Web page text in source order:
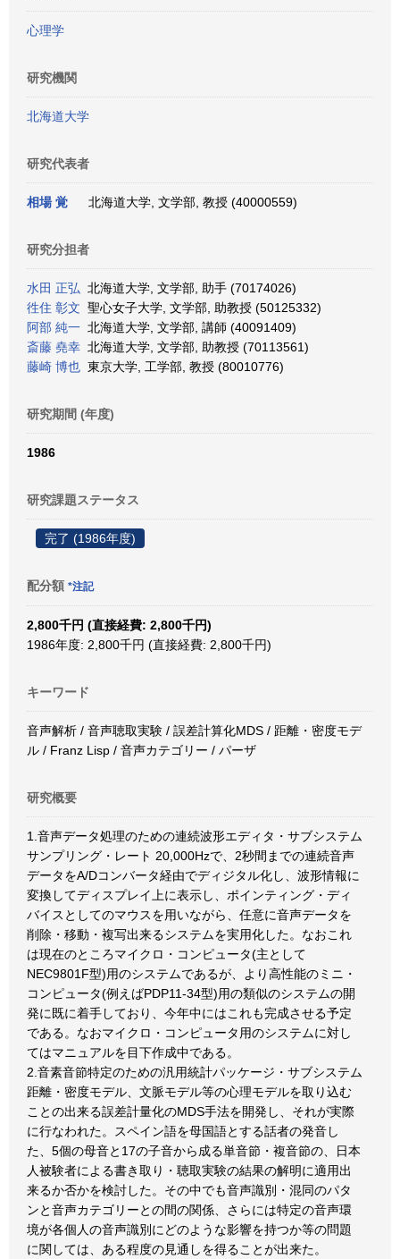
心理学
研究機関
北海道大学
研究代表者
相場 覚 北海道大学, 文学部, 教授 (40000559)
研究分担者
水田 正弘 北海道大学, 文学部, 助手 (70174026)
徃住 彰文 聖心女子大学, 文学部, 助教授 (50125332)
阿部 純一 北海道大学, 文学部, 講師 (40091409)
斎藤 堯幸 北海道大学, 文学部, 助教授 (70113561)
藤崎 博也 東京大学, 工学部, 教授 (80010776)
研究期間 (年度)
1986
研究課題ステータス
完了 (1986年度)
配分額 *注記
2,800千円 (直接経費: 2,800千円)
1986年度: 2,800千円 (直接経費: 2,800千円)
キーワード
音声解析 / 音声聴取実験 / 誤差計算化MDS / 距離・密度モデ
ル / Franz Lisp / 音声カテゴリー / パーザ
研究概要
1.音声データ処理のための連続波形エディタ・サブシステム
サンプリング・レート 20,000Hzで、2秒間までの連続音声
データをA/Dコンバータ経由でディジタル化し、波形情報に
変換してディスプレイ上に表示し、ポインティング・ディ
バイスとしてのマウスを用いながら、任意に音声データを
削除・移動・複写出来るシステムを実用化した。なおこれ
は現在のところマイクロ・コンピュータ(主として
NEC9801F型)用のシステムであるが、より高性能のミニ・
コンピュータ(例えばPDP11-34型)用の類似のシステムの開
発に既に着手しており、今年中にはこれも完成させる予定
である。なおマイクロ・コンピュータ用のシステムに対し
てはマニュアルを目下作成中である。
2.音素音節特定のための汎用統計パッケージ・サブシステム
距離・密度モデル、文脈モデル等の心理モデルを取り込む
ことの出来る誤差計量化のMDS手法を開発し、それが実際
に行なわれた。スペイン語を母国語とする話者の発音し
た、5個の母音と17の子音から成る単音節・複音節の、日本
人被験者による書き取り・聴取実験の結果の解明に適用出
来るか否かを検討した。その中でも音声識別・混同のパタ
ンと音声カテゴリーとの間の関係、さらには特定の音声環
境が各個人の音声識別にどのような影響を持つか等の問題
に関しては、ある程度の見通しを得ることが出来た。